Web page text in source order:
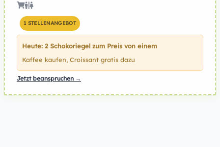
1 STELLENANGEBOT
Heute: 2 Schokoriegel zum Preis von einem
Kaffee kaufen, Croissant gratis dazu
Jetzt beanspruchen →